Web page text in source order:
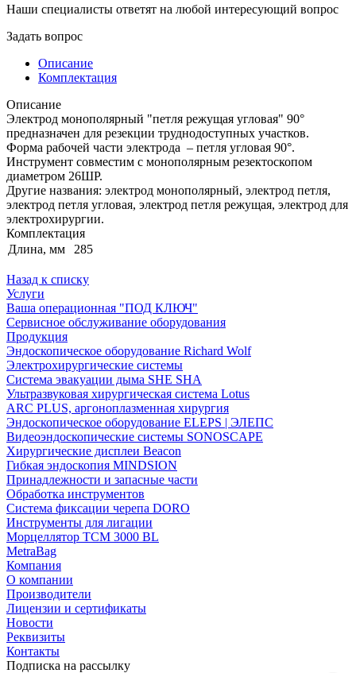
Наши специалисты ответят на любой интересующий вопрос
Задать вопрос
Описание
Комплектация
Описание
Электрод монополярный "петля режущая угловая" 90°
предназначен для резекции труднодоступных участков.
Форма рабочей части электрода – петля угловая 90°.
Инструмент совместим с монополярным резектоскопом
диаметром 26ШР.
Другие названия: электрод монополярный, электрод петля,
электрод петля угловая, электрод петля режущая, электрод для
электрохирургии.
Комплектация
Длина, мм
285
Назад к списку
Услуги
Ваша операционная "ПОД КЛЮЧ"
Сервисное обслуживание оборудования
Продукция
Эндоскопическое оборудование Richard Wolf
Электрохирургические системы
Система эвакуации дыма SHE SHA
Ультразвуковая хирургическая система Lotus
ARC PLUS, аргоноплазменная хирургия
Эндоскопическое оборудование ELEPS | ЭЛЕПС
Видеоэндоскопические системы SONOSCAPE
Хирургические дисплеи Beacon
Гибкая эндоскопия MINDSION
Принадлежности и запасные части
Обработка инструментов
Система фиксации черепа DORO
Инструменты для лигации
Морцеллятор ТСМ 3000 BL
MetraBag
Компания
О компании
Производители
Лицензии и сертификаты
Новости
Реквизиты
Контакты
Подписка на рассылку